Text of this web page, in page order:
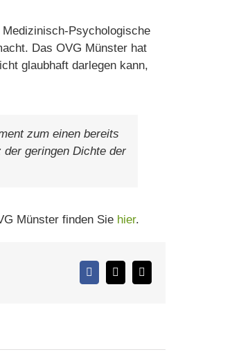
Psychologische
Das OVG Münster hat
glaubhaft darlegen kann,
zum einen bereits
der geringen Dichte der
Münster finden Sie hier.
Facebook
X
E-
Mail